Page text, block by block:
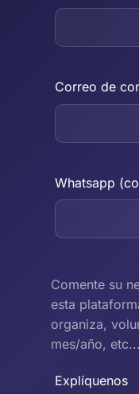
Correo de
Whatsapp
Comente su
esta
organiza,
mes/año, etc...
Explíquenos